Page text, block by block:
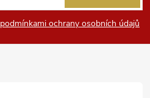
podmínkami ochrany osobních údajů